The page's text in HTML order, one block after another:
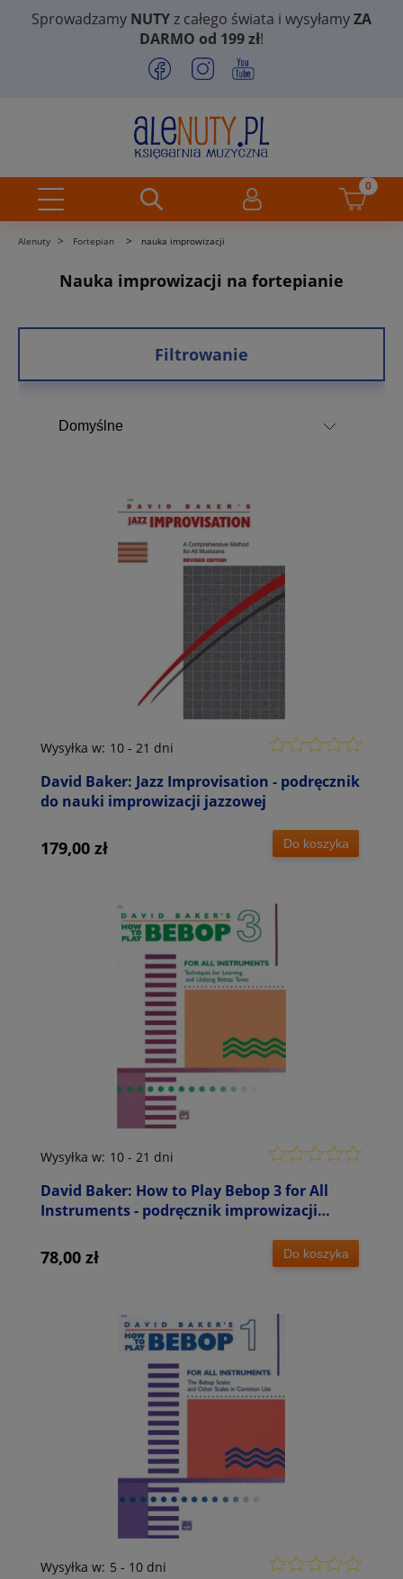
Sprowadzamy NUTYz całego świata i wysyłamyZA
DARMO od 199 zł!
Alenuty > Fortepian > nauka improwizacji
Nauka improwizacji na fortepianie
Filtrowanie
David Baker: Jazz Improvisation - podręcznik
do nauki improwizacji jazzowej
Wysyłka w: 10 - 21 dni
179,00 zł Do koszyka
David Baker: How to Play Bebop 3 for All
Instruments - podręcznik improwizacji
Wysyłka w: 10 - 21 dni
78,00 zł Do koszyka
Wysyłka w: 5 - 10 dni